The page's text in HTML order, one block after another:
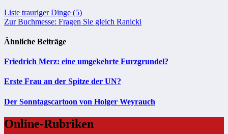
Beitragsnavigation
Liste trauriger Dinge (5)
Zur Buchmesse: Fragen Sie gleich Ranicki
Ähnliche Beiträge
Friedrich Merz: eine umgekehrte Furzgrundel?
Erste Frau an der Spitze der UN?
Der Sonntagscartoon von Holger Weyrauch
Online-Rubriken